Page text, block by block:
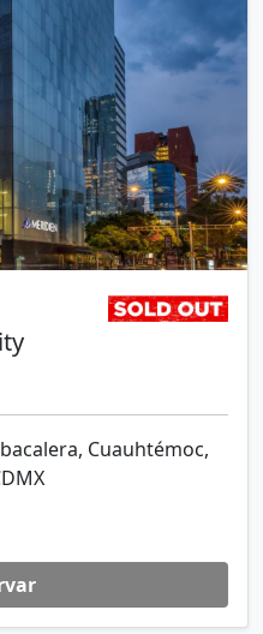
Cuauhtémoc,